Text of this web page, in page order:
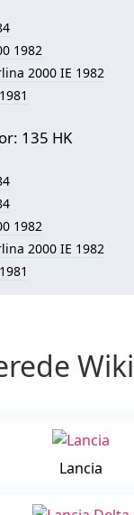
1982
2000 IE 1982
135 HK
1982
2000 IE 1982
Lancia